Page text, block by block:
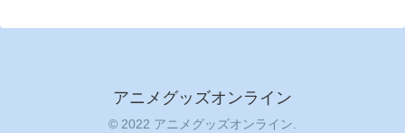
アニメグッズオンライン
© 2022 アニメグッズオンライン.